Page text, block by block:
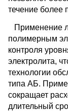
течение более
Применение
полимерным
контроля
электролита,
технологии
типа АБ.
сокращает
длительный